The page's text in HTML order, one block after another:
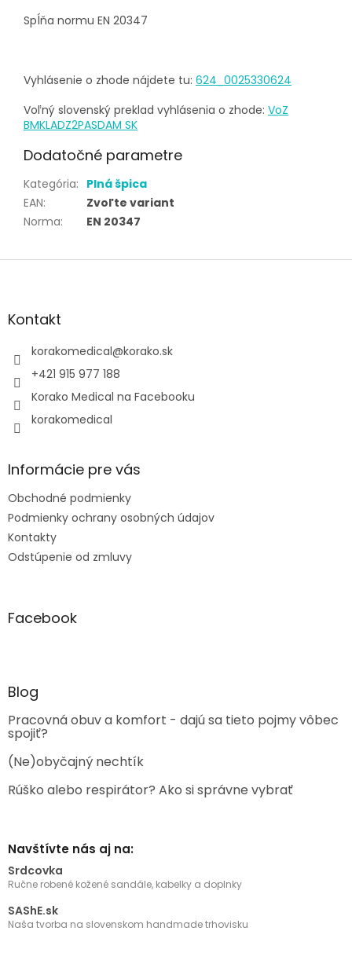
Spĺňa normu EN 20347
Vyhlásenie o zhode nájdete tu: 624_0025330624
Voľný slovenský preklad vyhlásenia o zhode: VoZ
BMKLADZ2PASDAM SK
Dodatočné parametre
Kategória: Plná špica
EAN:
Zvoľte variant
Norma: EN 20347
Z
äKontakt
korakomedical@korako.sk
+421 915 977 188
Korako Medical na Facebooku
korakomedical
Informácie pre vás
Obchodné podmienky
Podmienky ochrany osobných údajov
Kontakty
Odstúpenie od zmluvy
Facebook
Blog
Pracovná obuv a komfort - dajú sa tieto pojmy vôbec
spojiť?
(Ne)obyčajný nechtík
Rúško alebo respirátor? Ako si správne vybrať
Navštívte nás aj na:
Srdcovka
Ručne robené kožené sandále, kabelky a doplnky
SAShE.sk
Naša tvorba na slovenskom handmade trhovisku